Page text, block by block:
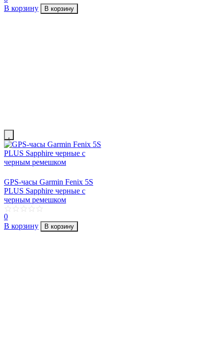
В корзину
В корзину
GPS-часы Garmin Fenix 5S
PLUS Sapphire черные с
черным ремешком
0
В корзину
В корзину